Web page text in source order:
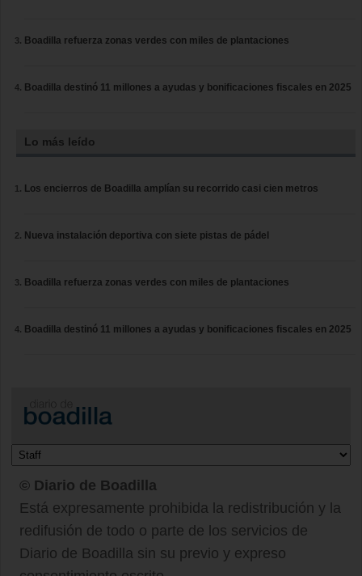
Boadilla refuerza zonas verdes con miles de plantaciones
Boadilla destinó 11 millones a ayudas y bonificaciones fiscales en 2025
Lo más leído
Los encierros de Boadilla amplían su recorrido casi cien metros
Nueva instalación deportiva con siete pistas de pádel
Boadilla refuerza zonas verdes con miles de plantaciones
Boadilla destinó 11 millones a ayudas y bonificaciones fiscales en 2025
© Diario de Boadilla
Está expresamente prohibida la redistribución y la
redifusión de todo o parte de los servicios de
Diario de Boadilla sin su previo y expreso